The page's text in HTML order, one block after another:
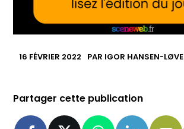
16 FÉVRIER 2022 PAR IGOR HANSEN-LØVE
Partager cette publication